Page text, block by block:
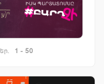
1 - 50